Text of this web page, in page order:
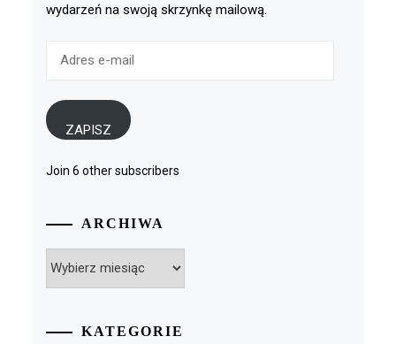
wydarzeń na swoją skrzynkę mailową.
ZAPISZ
Join 6 other subscribers
ARCHIWA
KATEGORIE